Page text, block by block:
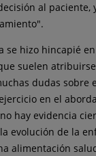
al paciente,
se hizo hincapié
suelen
dudas sobre
en el
hay evidencia
evolución de la
alimentación